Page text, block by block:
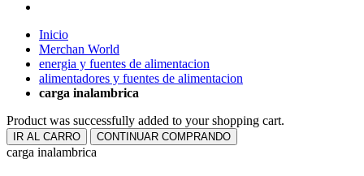
Inicio
Merchan World
energia y fuentes de alimentacion
alimentadores y fuentes de alimentacion
carga inalambrica
Product was successfully added to your shopping cart.
IR AL CARRO CONTINUAR COMPRANDO
carga inalambrica